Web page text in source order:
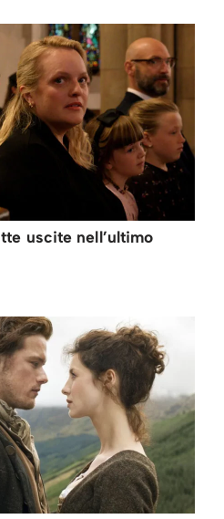
uscite nell’ultimo